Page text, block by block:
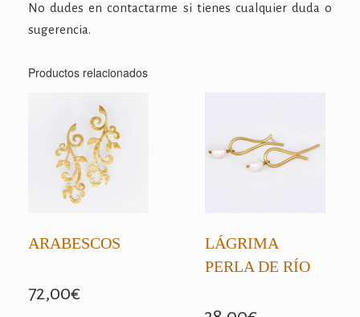
No dudes en contactarme si tienes cualquier duda o
sugerencia.
Productos relacionados
ARABESCOS
72,00€
LÁGRIMA
PERLA DE RÍO